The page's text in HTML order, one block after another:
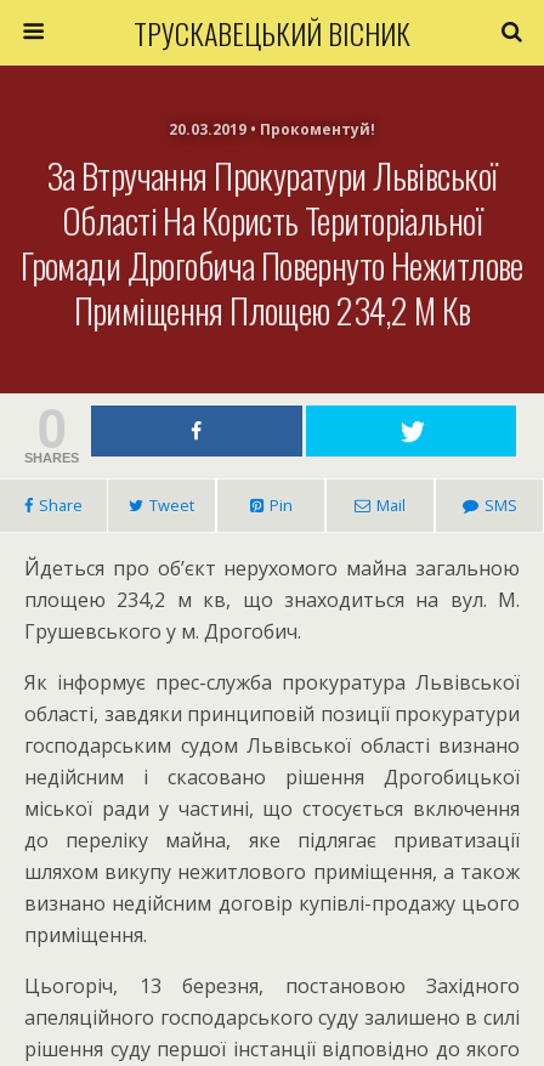
ТРУСКАВЕЦЬКИЙ ВІСНИК
20.03.2019 • Прокоментуй!
За Втручання Прокуратури Львівської
Області На Користь Територіальної
Громади Дрогобича Повернуто Нежитлове
Приміщення Площею 234,2 М Кв
0
SHARES
Share Tweet Pin Mail SMS
Йдеться про об’єкт нерухомого майна загальною
площею 234,2 м кв, що знаходиться на вул. М.
Грушевського у м. Дрогобич.
Як інформує прес-служба прокуратура Львівської
області, завдяки принциповій позиції прокуратури
господарським судом Львівської області визнано
недійсним і скасовано рішення Дрогобицької
міської ради у частині, що стосується включення
до переліку майна, яке підлягає приватизації
шляхом викупу нежитлового приміщення, а також
визнано недійсним договір купівлі-продажу цього
приміщення.
Цьогоріч, 13 березня, постановою Західного
апеляційного господарського суду залишено в силі
рішення суду першої інстанції відповідно до якого